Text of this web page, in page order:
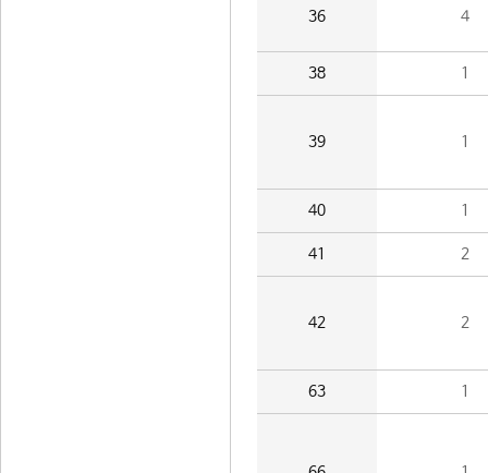
36 4
38 1
39 1
40 1
41 2
42 2
63 1